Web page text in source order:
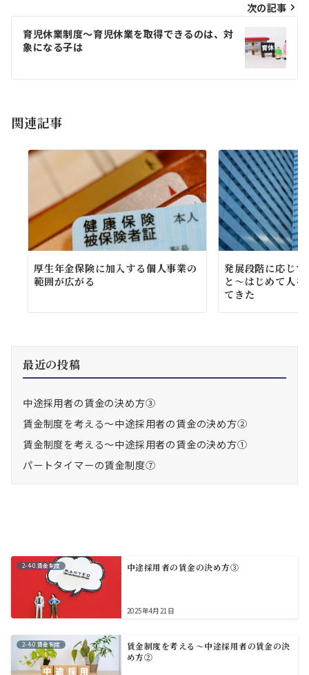
ビ
ゲ
ー
シ
ン
次の記事
育児休業制度～育児休業を取得できるのは、対
象になる子は
関連記事
厚生年金保険に加入する個人事業の
範囲が広がる
発展段階に応じ
と～はじめて人
てきた
最近の投稿
中途採用者の賃金の決め方③
賃金制度を考える～中途採用者の賃金の決め方②
賃金制度を考える～中途採用者の賃金の決め方①
パートタイマーの賃金制度⑦
2-4-0.賃金制度 中途採用者の賃金の決め方③
2025年4月21日
2-4-0.賃金制度
賃金制度を考える～中途採用者の賃金の決
め方②